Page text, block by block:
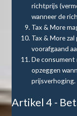
richtprijs
wanneer de
Tax & More
Tax & More
voorafgaand
De consument
opzeggen
prijsverhoging.
Artikel 4 -